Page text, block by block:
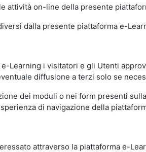
attività on-line della presente
dalla presente piattaforma e-
Learning i visitatori e gli Utenti
diffusione a terzi solo se
dei moduli o nei form presenti
di navigazione della
attraverso la piattaforma e-